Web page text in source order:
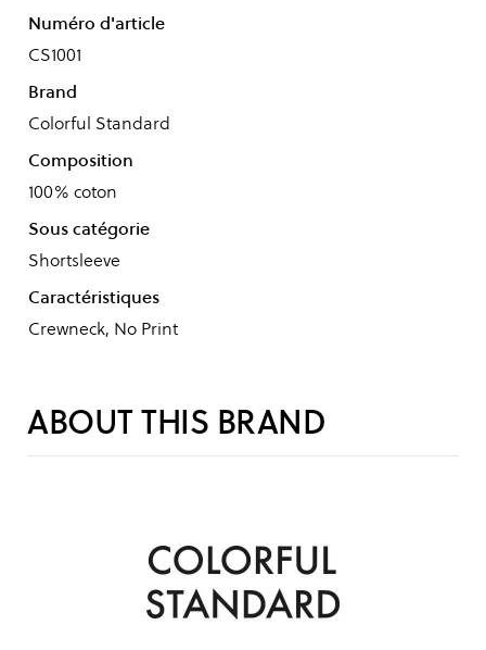
Numéro d'article
CS1001
Brand
Colorful Standard
Composition
100% coton
Sous catégorie
Shortsleeve
Caractéristiques
Crewneck, No Print
ABOUT THIS BRAND